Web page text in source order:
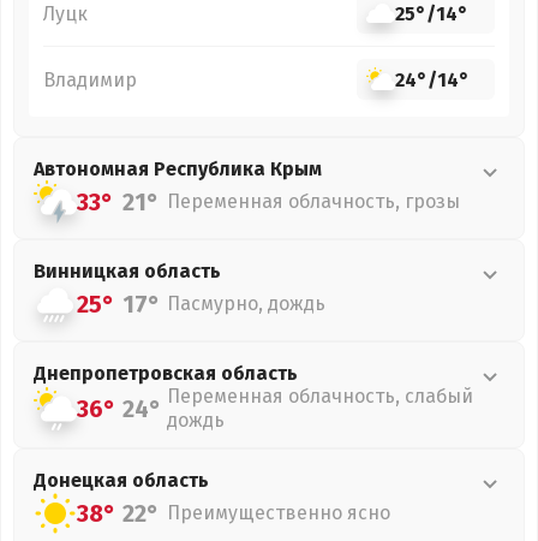
Луцк 25°/14°
Владимир 24°/14°
Автономная Республика Крым
33° 21° Переменная облачность, грозы
Винницкая область
25° 17° Пасмурно, дождь
Днепропетровская область
36° 24° Переменная облачность, слабый
дождь
Донецкая область
38° 22° Преимущественно ясно